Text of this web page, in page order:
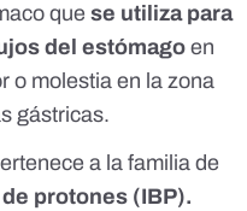
que se utiliza para
del estómagoen
o molestia en la zona
gástricas.
a la familia de
protones (IBP).